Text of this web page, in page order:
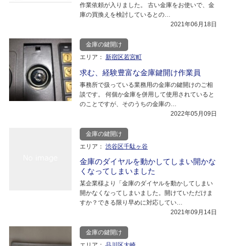
作業依頼が入りました。 古い金庫をお使いで、金
庫の買換えを検討しているとの…
2021年06月18日
金庫の鍵開け
エリア： 新宿区若宮町
求む、経験豊富な金庫鍵開け作業員
事務所で扱っている業務用の金庫の鍵開けのご相
談です。 何個か金庫を併用して使用されていると
のことですが、そのうちの金庫の…
2022年05月09日
金庫の鍵開け
エリア： 渋谷区千駄ヶ谷
金庫のダイヤルを動かしてしまい開かな
くなってしまいました
某企業様より「金庫のダイヤルを動かしてしまい
開かなくなってしまいました。開けていただけま
すか？できる限り早めに対応してい…
2021年09月14日
金庫の鍵開け